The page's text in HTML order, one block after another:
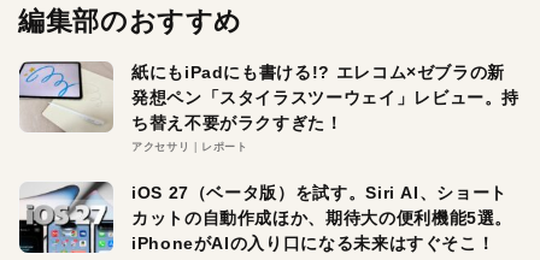
編集部のおすすめ
紙にもiPadにも書ける!? エレコム×ゼブラの新
発想ペン「スタイラスツーウェイ」レビュー。持
ち替え不要がラクすぎた！
アクセサリ レポート
iOS 27（ベータ版）を試す。Siri AI、ショート
カットの自動作成ほか、期待大の便利機能5選。
iPhoneがAIの入り口になる未来はすぐそこ！